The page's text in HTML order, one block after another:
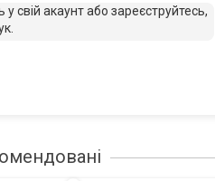
у свій акаунт або зареєструйтесь,